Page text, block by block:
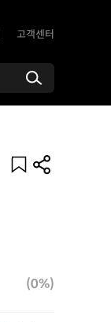
고객센터
(0%)